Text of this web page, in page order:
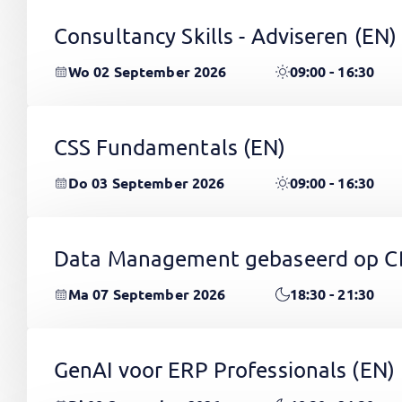
Consultancy Skills - Adviseren (EN)
Wo 02 September 2026 09:00 - 16:30
CSS Fundamentals (EN)
Do 03 September 2026 09:00 - 16:30
Data Management gebaseerd op
Ma 07 September 2026 18:30 - 21:30
GenAI voor ERP Professionals (EN)